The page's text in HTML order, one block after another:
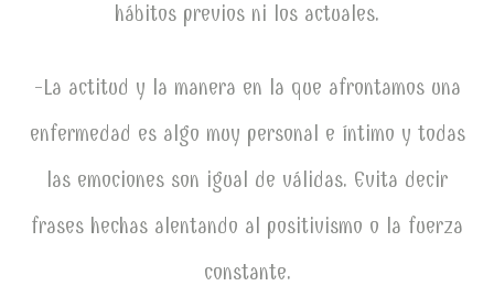
hábitos previos ni los actuales.
-La actitud y la manera en la que afrontamos una
enfermedad es algo muy personal e íntimo y todas
las emociones son igual de válidas. Evita decir
frases hechas alentando al positivismo o la fuerza
constante.